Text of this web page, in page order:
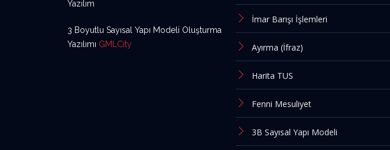
Yazılım
3 Boyutlu Sayısal Yapı Modeli Oluşturma
Yazılımı GMLCity
İmar Barışı İşlemleri
Ayırma (İfraz)
Harita TUS
Fenni Mesuliyet
3B Sayısal Yapı Modeli